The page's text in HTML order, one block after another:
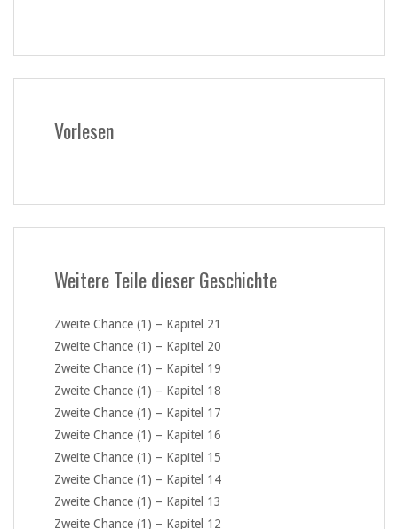
Vorlesen
Weitere Teile dieser Geschichte
Zweite Chance (1) – Kapitel 21
Zweite Chance (1) – Kapitel 20
Zweite Chance (1) – Kapitel 19
Zweite Chance (1) – Kapitel 18
Zweite Chance (1) – Kapitel 17
Zweite Chance (1) – Kapitel 16
Zweite Chance (1) – Kapitel 15
Zweite Chance (1) – Kapitel 14
Zweite Chance (1) – Kapitel 13
Zweite Chance (1) – Kapitel 12